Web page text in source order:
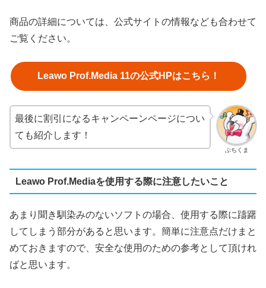
商品の詳細については、公式サイトの情報なども合わせて
ご覧ください。
Leawo Prof.Media 11の公式HPはこちら！
ぶちくま
最後に割引になるキャンペーンページについ
ても紹介します！
Leawo Prof.Mediaを使用する際に注意したいこと
あまり聞き馴染みのないソフトの場合、使用する際に躊躇
してしまう部分があると思います。簡単に注意点だけまと
めておきますので、安全な使用のための参考として頂けれ
ばと思います。